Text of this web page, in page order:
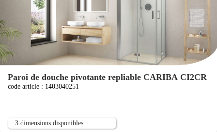
Paroi de douche pivotante repliable CARIBA CI2CR
code article : 1403040251
3 dimensions disponibles